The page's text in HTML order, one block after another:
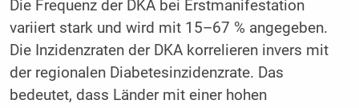
Die Frequenz der DKA bei Erstmanifestation
variiert stark und wird mit 15–67 % angegeben.
Die Inzidenzraten der DKA korrelieren invers mit
der regionalen Diabetesinzidenzrate. Das
bedeutet, dass Länder mit einer hohen